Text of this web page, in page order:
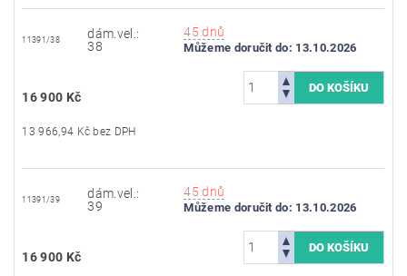
11391/38
dám.vel.:
38
45 dnů
Můžeme doručit do: 13.10.2026
16 900 Kč
13 966,94 Kč bez DPH
11391/39
dám.vel.:
39
45 dnů
Můžeme doručit do: 13.10.2026
16 900 Kč